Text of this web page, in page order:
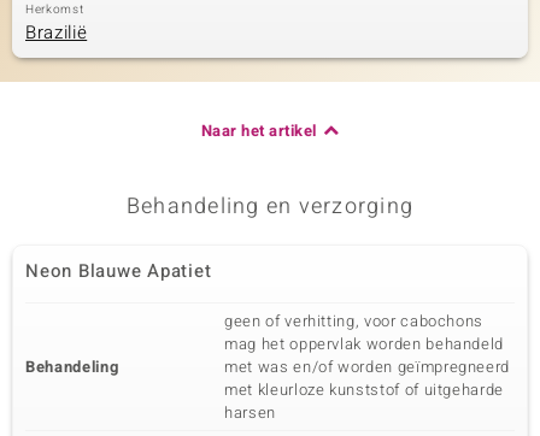
Herkomst
Brazilië
Naar het artikel
Behandeling en verzorging
Neon Blauwe Apatiet
Behandeling
geen of verhitting, voor cabochons
mag het oppervlak worden behandeld
met was en/of worden geïmpregneerd
met kleurloze kunststof of uitgeharde
harsen